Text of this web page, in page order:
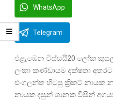
WhatsApp
Telegram
එළැඹෙන විස්සයි20 ලෝක
ලංකා කණ්ඩායම දක්ෂතා
එංගලන්ත හිටපු ක්‍රිකට් නායක
නායක දසුන් ශානක විසින්